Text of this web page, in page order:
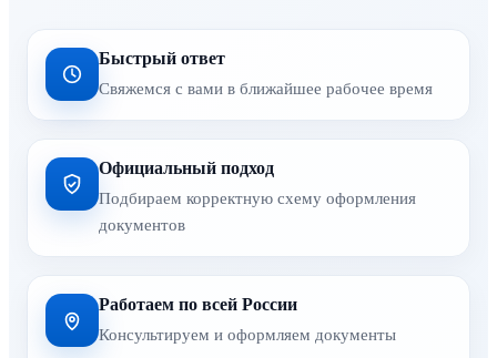
Быстрый ответ
Свяжемся с вами в ближайшее рабочее время
Официальный подход
Подбираем корректную схему оформления
документов
Работаем по всей России
Консультируем и оформляем документы